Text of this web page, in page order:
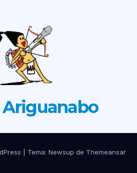
Ariguanabo
Tema: Newsup de Themeansar